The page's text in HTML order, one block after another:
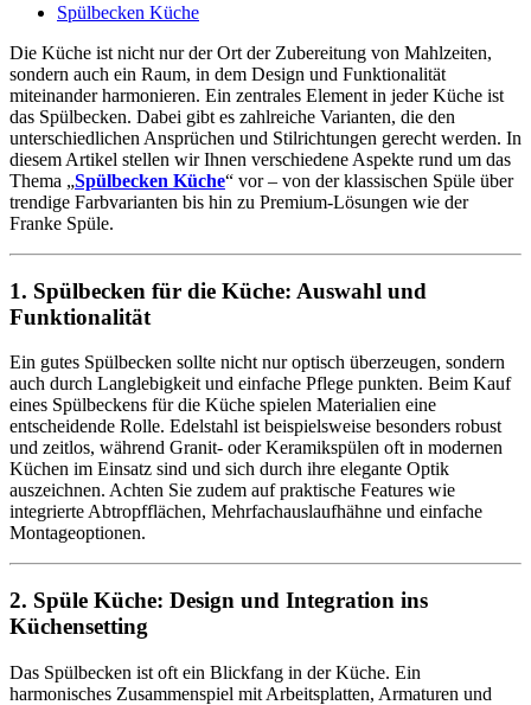
Spülbecken Küche
Die Küche ist nicht nur der Ort der Zubereitung von Mahlzeiten,
sondern auch ein Raum, in dem Design und Funktionalität
miteinander harmonieren. Ein zentrales Element in jeder Küche ist
das Spülbecken. Dabei gibt es zahlreiche Varianten, die den
unterschiedlichen Ansprüchen und Stilrichtungen gerecht werden. In
diesem Artikel stellen wir Ihnen verschiedene Aspekte rund um das
Thema „Spülbecken Küche“ vor – von der klassischen Spüle über
trendige Farbvarianten bis hin zu Premium-Lösungen wie der
Franke Spüle.
1. Spülbecken für die Küche: Auswahl und
Funktionalität
Ein gutes Spülbecken sollte nicht nur optisch überzeugen, sondern
auch durch Langlebigkeit und einfache Pflege punkten. Beim Kauf
eines Spülbeckens für die Küche spielen Materialien eine
entscheidende Rolle. Edelstahl ist beispielsweise besonders robust
und zeitlos, während Granit- oder Keramikspülen oft in modernen
Küchen im Einsatz sind und sich durch ihre elegante Optik
auszeichnen. Achten Sie zudem auf praktische Features wie
integrierte Abtropfflächen, Mehrfachauslaufhähne und einfache
Montageoptionen.
2. Spüle Küche: Design und Integration ins
Küchensetting
Das Spülbecken ist oft ein Blickfang in der Küche. Ein
harmonisches Zusammenspiel mit Arbeitsplatten, Armaturen und